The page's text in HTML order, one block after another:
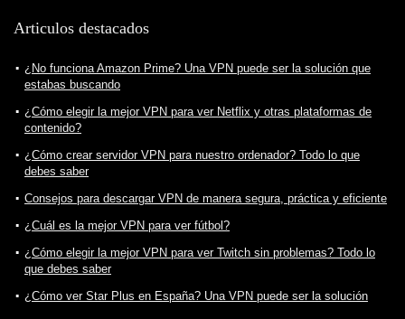
Articulos destacados
¿No funciona Amazon Prime? Una VPN puede ser la solución que
estabas buscando
¿Cómo elegir la mejor VPN para ver Netflix y otras plataformas de
contenido?
¿Cómo crear servidor VPN para nuestro ordenador? Todo lo que
debes saber
Consejos para descargar VPN de manera segura, práctica y eficiente
¿Cuál es la mejor VPN para ver fútbol?
¿Cómo elegir la mejor VPN para ver Twitch sin problemas? Todo lo
que debes saber
¿Cómo ver Star Plus en España? Una VPN puede ser la solución